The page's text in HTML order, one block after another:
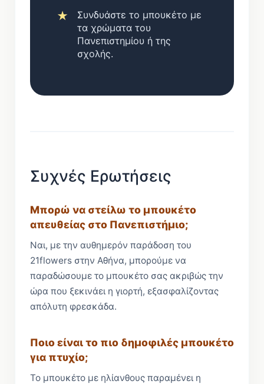
Συνδυάστε το μπουκέτο με
τα χρώματα του
Πανεπιστημίου ή της
σχολής.
Συχνές Ερωτήσεις
Μπορώ να στείλω το μπουκέτο
απευθείας στο Πανεπιστήμιο;
Ναι, με την αυθημερόν παράδοση του
21flowers στην Αθήνα, μπορούμε να
παραδώσουμε το μπουκέτο σας ακριβώς την
ώρα που ξεκινάει η γιορτή, εξασφαλίζοντας
απόλυτη φρεσκάδα.
Ποιο είναι το πιο δημοφιλές μπουκέτο
για πτυχίο;
Το μπουκέτο με ηλίανθους παραμένει η